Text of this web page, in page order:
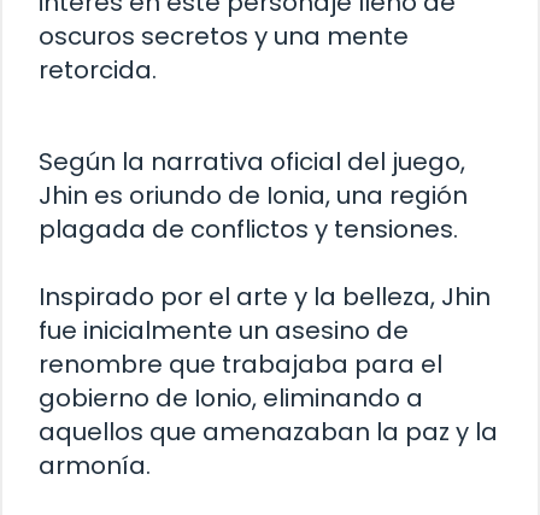
oscuros secretos y una mente
retorcida.
Según la narrativa oficial del juego,
Jhin es oriundo de Ionia, una región
plagada de conflictos y tensiones.
Inspirado por el arte y la belleza, Jhin
fue inicialmente un asesino de
renombre que trabajaba para el
gobierno de Ionio, eliminando a
aquellos que amenazaban la paz y la
armonía.